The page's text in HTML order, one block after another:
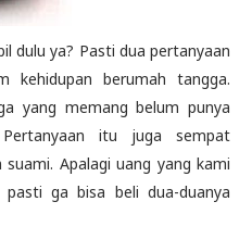
dulu ya? Pasti dua pertanyaan
kehidupan berumah tangga.
yang memang belum punya
itu juga sempat
Apalagi uang yang kami
ga bisa beli dua-duanya